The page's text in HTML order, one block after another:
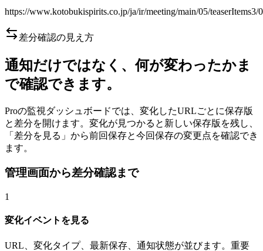
https://www.kotobukispirits.co.jp/ja/ir/meeting/main/05/
差分確認の見え方
通知だけではなく、何が変わったかま
で確認できます。
Proの監視ダッシュボードでは、変化したURLごとに保存版
と差分を開けます。変化が見つかると新しい保存版を残し、
「差分を見る」から前回保存と今回保存の変更点を確認でき
ます。
管理画面から差分確認まで
1
変化イベントを見る
URL、変化タイプ、最新保存、通知状態が並びます。重要